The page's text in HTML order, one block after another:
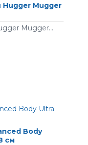
Mugger
Mugger...
Body
см